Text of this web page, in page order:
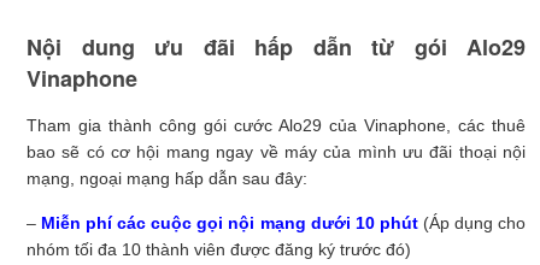
Nội dung ưu đãi hấp dẫn từ gói Alo29
Vinaphone
Tham gia thành công gói cước Alo29 của Vinaphone, các thuê
bao sẽ có cơ hội mang ngay về máy của mình ưu đãi thoại nội
mạng, ngoại mạng hấp dẫn sau đây:
– Miễn phí các cuộc gọi nội mạng dưới 10 phút (Áp dụng cho
nhóm tối đa 10 thành viên được đăng ký trước đó)